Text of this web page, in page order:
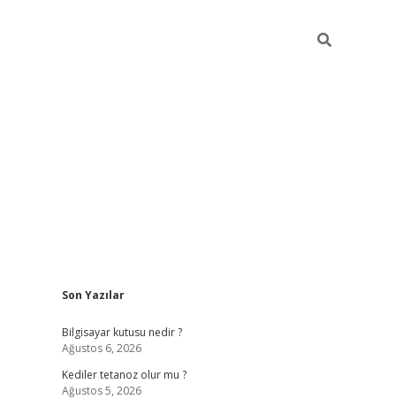
Sidebar
Son Yazılar
Bilgisayar kutusu nedir ?
Ağustos 6, 2026
Kediler tetanoz olur mu ?
Ağustos 5, 2026